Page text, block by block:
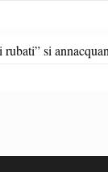
si